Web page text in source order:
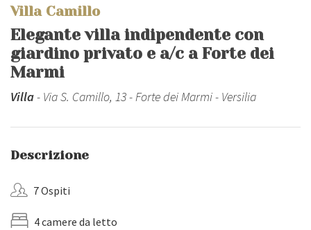
Villa Camillo
Elegante villa indipendente con
giardino privato e a/c a Forte dei
Marmi
Villa- Via S. Camillo, 13 - Forte dei Marmi - Versilia
Descrizione
7 Ospiti
4 camere da letto